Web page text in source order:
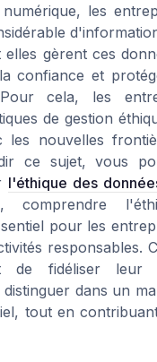
les
elles gèrent ces
confiance et
cela, les
de gestion
les nouvelles
ce sujet, vous
l'éthique des
comprendre
pour les
responsables.
de fidéliser leur
distinguer dans un
tout en